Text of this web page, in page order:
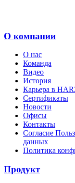
О компании
О нас
Команда
Видео
История
Карьера в
Сертификаты
Новости
Офисы
Контакты
Согласие
данных
Политика
Продукт